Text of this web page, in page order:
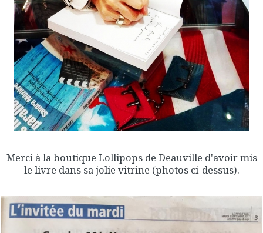
Merci à la boutique Lollipops de Deauville d'avoir mis
le livre dans sa jolie vitrine (photos ci-dessus).